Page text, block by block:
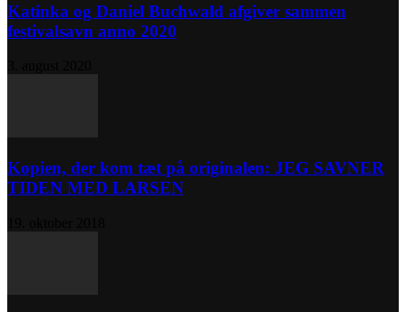
Katinka og Daniel Buchwald afgiver sammen
festivalsavn anno 2020
Kopien, der kom tæt på originalen: JEG SAVNER
TIDEN MED LARSEN